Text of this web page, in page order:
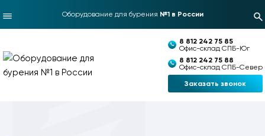
Оборудование для бурения №1 в России
8 812 242 75 85
Офис-склад СПБ-Юг
8 812 242 75 88
Офис-склад СПБ-Север
Заказать звонок